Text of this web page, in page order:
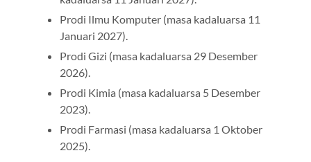
Prodi Ilmu Komputer (masa kadaluarsa 11
Januari 2027).
Prodi Gizi (masa kadaluarsa 29 Desember
2026).
Prodi Kimia (masa kadaluarsa 5 Desember
2023).
Prodi Farmasi (masa kadaluarsa 1 Oktober
2025).